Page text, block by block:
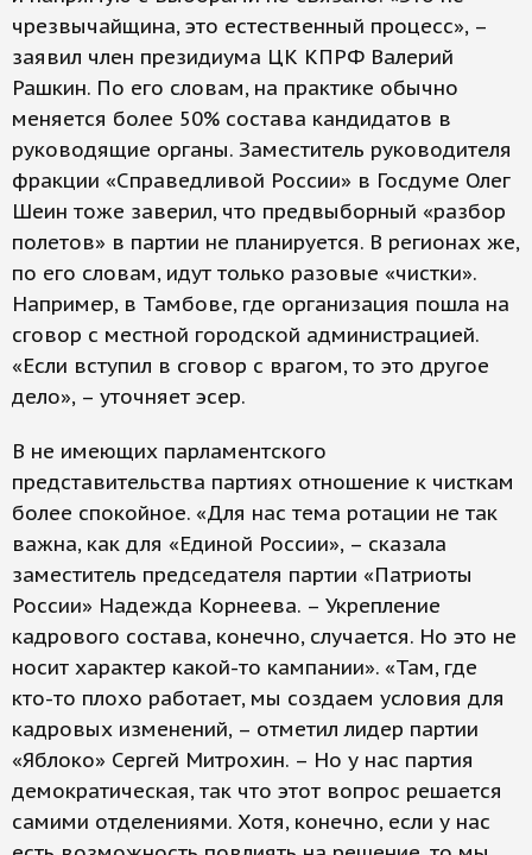
чрезвычайщина, это естественный процесс», –
заявил член президиума ЦК КПРФ Валерий
Рашкин. По его словам, на практике обычно
меняется более 50% состава кандидатов в
руководящие органы. Заместитель руководителя
фракции «Справедливой России» в Госдуме Олег
Шеин тоже заверил, что предвыборный «разбор
полетов» в партии не планируется. В регионах же,
по его словам, идут только разовые «чистки».
Например, в Тамбове, где организация пошла на
сговор с местной городской администрацией.
«Если вступил в сговор с врагом, то это другое
дело», – уточняет эсер.
В не имеющих парламентского
представительства партиях отношение к чисткам
более спокойное. «Для нас тема ротации не так
важна, как для «Единой России», – сказала
заместитель председателя партии «Патриоты
России» Надежда Корнеева. – Укрепление
кадрового состава, конечно, случается. Но это не
носит характер какой-то кампании». «Там, где
кто-то плохо работает, мы создаем условия для
кадровых изменений, – отметил лидер партии
«Яблоко» Сергей Митрохин. – Но у нас партия
демократическая, так что этот вопрос решается
самими отделениями. Хотя, конечно, если у нас